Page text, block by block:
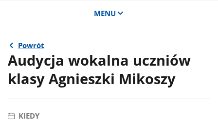
MENU
Powrót
Audycja wokalna uczniów
klasy Agnieszki Mikoszy
KIEDY